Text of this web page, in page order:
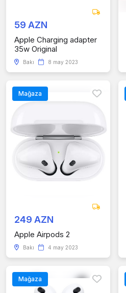
59 AZN
Apple Charging adapter
35w Original
Bakı 8 may 2023
Mağaza
249 AZN
Apple Airpods 2
Bakı 4 may 2023
Mağaza